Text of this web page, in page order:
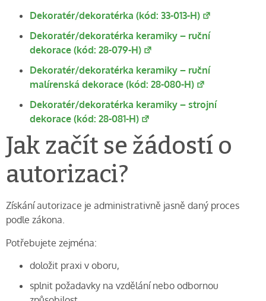
Dekoratér/dekoratérka (kód: 33-013-H)
Dekoratér/dekoratérka keramiky – ruční
dekorace (kód: 28-079-H)
Dekoratér/dekoratérka keramiky – ruční
malírenská dekorace (kód: 28-080-H)
Dekoratér/dekoratérka keramiky – strojní
dekorace (kód: 28-081-H)
Jak začít se žádostí o
autorizaci?
Získání autorizace je administrativně jasně daný proces
podle zákona.
Potřebujete zejména:
doložit praxi v oboru,
splnit požadavky na vzdělání nebo odbornou